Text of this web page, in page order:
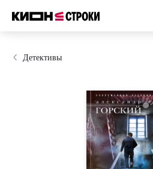
Детективы